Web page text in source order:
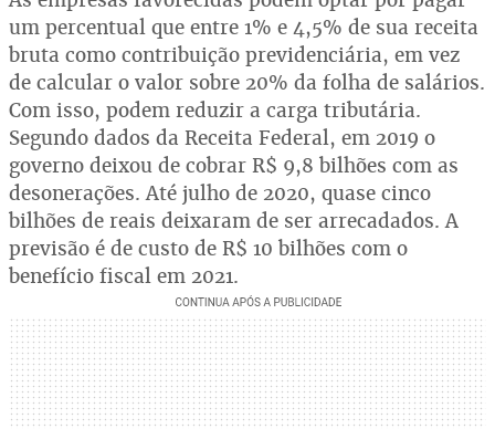
um percentual que entre 1% e 4,5% de sua receita
bruta como contribuição previdenciária, em vez
de calcular o valor sobre 20% da folha de salários.
Com isso, podem reduzir a carga tributária.
Segundo dados da Receita Federal, em 2019 o
governo deixou de cobrar R$ 9,8 bilhões com as
desonerações. Até julho de 2020, quase cinco
bilhões de reais deixaram de ser arrecadados. A
previsão é de custo de R$ 10 bilhões com o
benefício fiscal em 2021.